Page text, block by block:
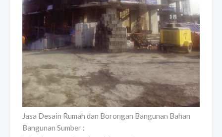
Jasa Desain Rumah dan Borongan Bangunan Bahan
Bangunan Sumber :